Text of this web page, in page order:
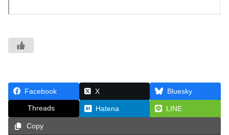
Facebook X Bluesky
Threads Hatena LINE
Copy